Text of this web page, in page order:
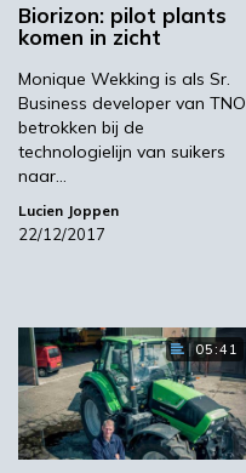
Biorizon: pilot plants
komen in zicht
Monique Wekking is als Sr.
Business developer van TNO
betrokken bij de
technologielijn van suikers
naar…
Lucien Joppen
22/12/2017
05:41